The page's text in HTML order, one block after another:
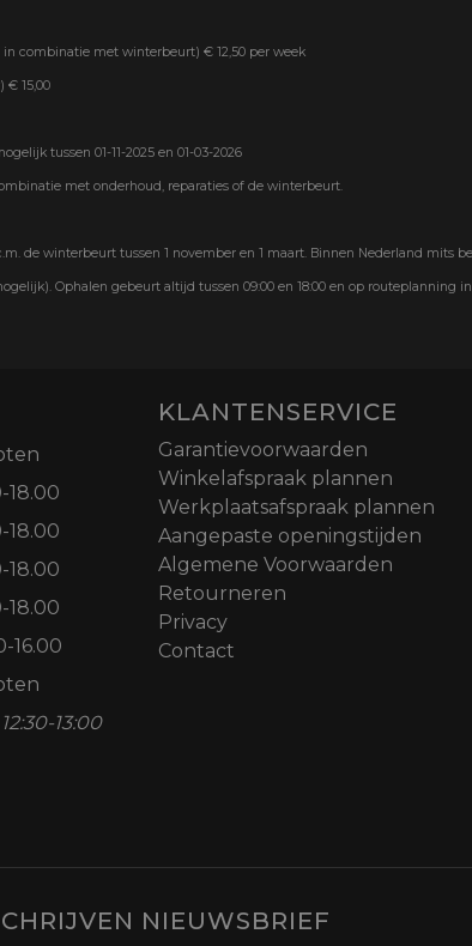
combinatie met winterbeurt) € 12,50 per week
€ 15,00
tussen 01-11-2025 en 01-03-2026
met onderhoud, reparaties of de winterbeurt.
de winterbeurt tussen 1 november en 1 maart. Binnen Nederland mits
Ophalen gebeurt altijd tussen 09:00 en 18:00 en op routeplanning
18.00
18.00
18.00
18.00
16.00
13:00
KLANTENSERVICE
Garantievoorwaarden
Winkelafspraak plannen
Werkplaatsafspraak plannen
Aangepaste openingstijden
Algemene Voorwaarden
Retourneren
Privacy
Contact
NIEUWSBRIEF